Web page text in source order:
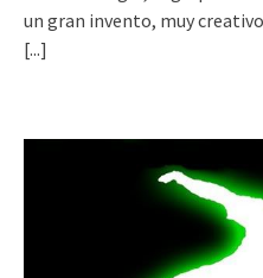
un gran invento, muy
[...]